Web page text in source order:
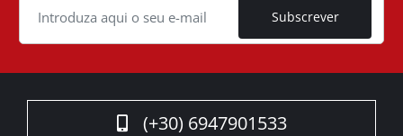
Subscrever
(+30) 6947901533